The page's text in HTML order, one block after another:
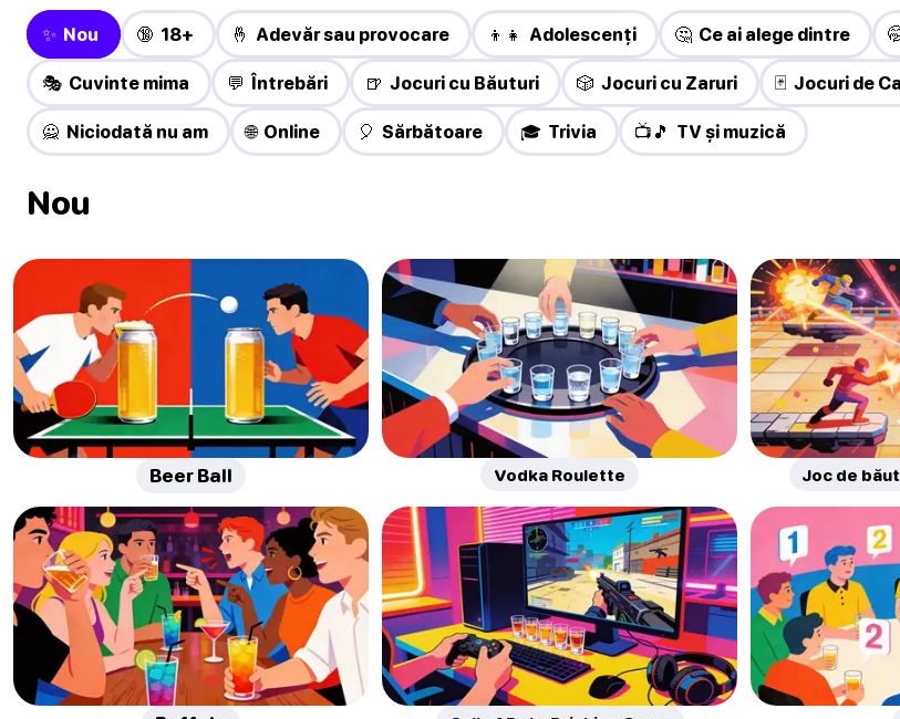
✨ Nou 🔞 18+ 🤞 Adevăr sau provocare 👦👧 Adolescenți 🤔 Ce ai alege dintre
🎭 Cuvinte mima 💬 Întrebări 🍺 Jocuri cu Băuturi 🎲 Jocuri cu Zaruri 🃏 Jocuri de
🙅 Niciodată nu am 🌐 Online 🎈 Sărbătoare 🎓 Trivia 📺🎵 TV și muzică
Nou
Beer Ball Vodka Roulette Joc de